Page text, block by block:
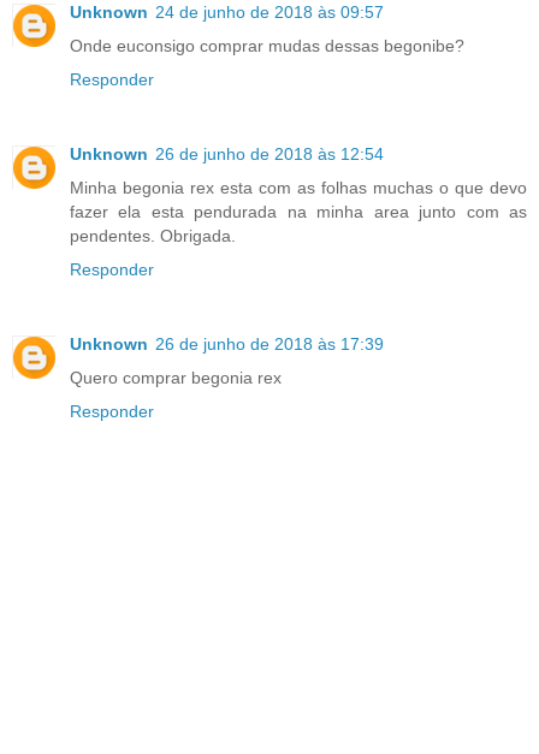
Unknown 24 de junho de 2018 às 09:57
Onde euconsigo comprar mudas dessas begonibe?
Responder
Unknown 26 de junho de 2018 às 12:54
Minha begonia rex esta com as folhas muchas o que devo
fazer ela esta pendurada na minha area junto com as
pendentes. Obrigada.
Responder
Unknown 26 de junho de 2018 às 17:39
Quero comprar begonia rex
Responder